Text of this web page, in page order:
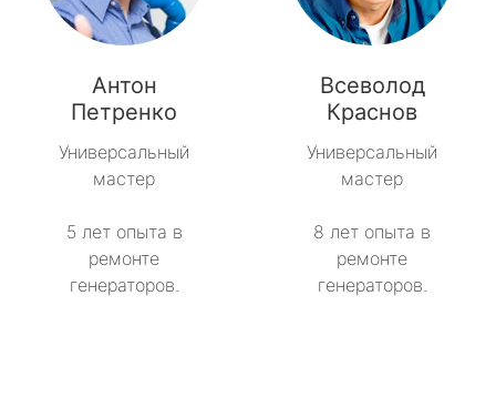
Антон
Петренко
Универсальный
мастер
5 лет опыта в
ремонте
генераторов.
Всеволод
Краснов
Универсальный
мастер
8 лет опыта в
ремонте
генераторов.